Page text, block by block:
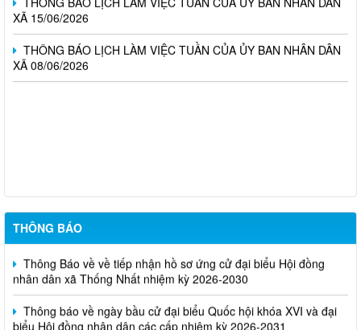
XÃ 15/06/2026
THÔNG BÁO LỊCH LÀM VIỆC TUẦN CỦA ỦY BAN NHÂN DÂN
XÃ 08/06/2026
THÔNG BÁO
Kế hoạch tuyển dụng viên chức tại các đơn vị sự nghiệp công
lập trên địa bàn xã Thống Nhất
Thông Báo về về tiếp nhận hồ sơ ứng cử đại biểu Hội đồng
nhân dân xã Thống Nhất nhiệm kỳ 2026-2030
Thông báo về ngày bầu cử đại biểu Quốc hội khóa XVI và đại
biểu Hội đồng nhân dân các cấp nhiệm kỳ 2026-2031